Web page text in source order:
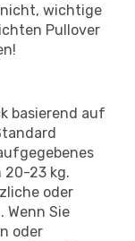
nicht, wichtige
Pullover
basierend auf
20-23 kg.
oder
Wenn Sie
oder